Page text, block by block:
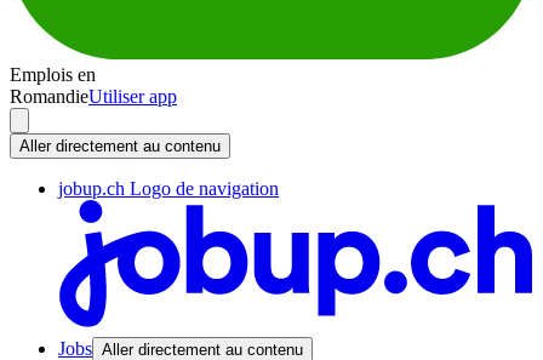
Emplois en
RomandieUtiliser app
Aller directement au contenu
jobup.ch Logo de navigation
Jobs Aller directement au contenu